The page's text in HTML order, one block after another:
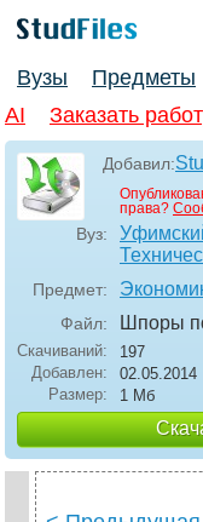
Вузы Предметы
AI
Заказать
Добавил:
права?
Вуз:
Предмет:
Файл: Шпоры
Скачиваний:
197
Добавлен:
02.05.2014
Размер:
1 Мб